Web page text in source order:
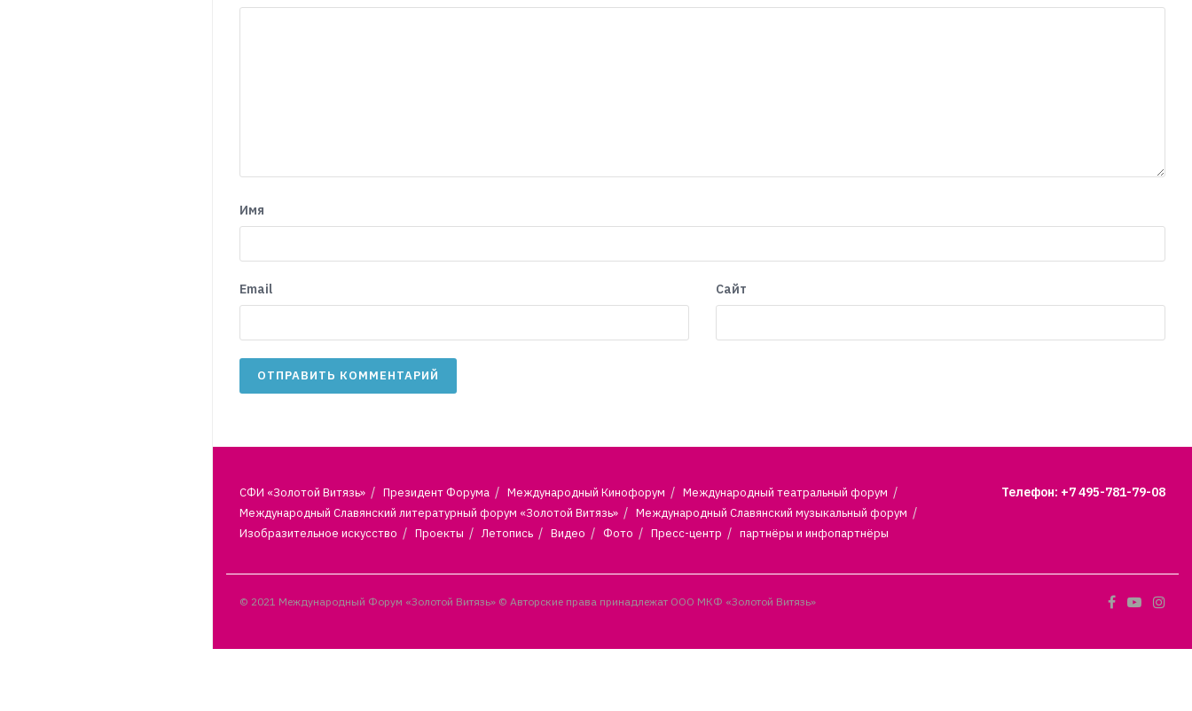
Имя
Email Сайт
СФИ «Золотой Витязь» Президент Форума Международный Кинофорум
Международный театральный форум
Международный Славянский литературный форум «Золотой Витязь»
Международный Славянский музыкальный форум
Изобразительное искусство
Проекты Летопись Видео Фото Пресс-центр партнёры и инфопартнёры
Телефон: +7 495-781-79-08
© 2021 Международный Форум «Золотой Витязь» © Авторские права принадлежат ООО МКФ «Золотой Витязь»